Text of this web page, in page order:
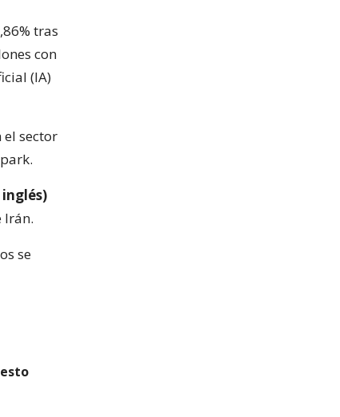
tras
con
(IA)
sector
Irán.
se